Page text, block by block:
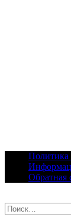
content
Политика
Обратная
Найти: